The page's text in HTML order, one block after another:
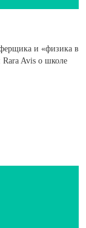
и «физика в
Rara Avis о школе